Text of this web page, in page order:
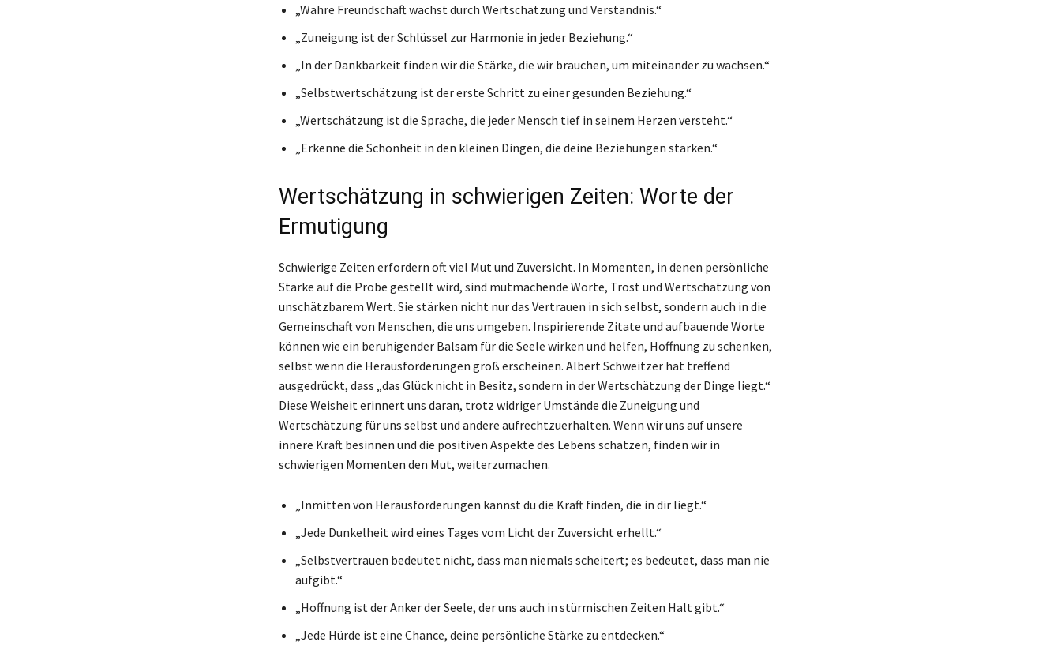
„Wahre Freundschaft wächst durch Wertschätzung und Verständnis.“
„Zuneigung ist der Schlüssel zur Harmonie in jeder Beziehung.“
„In der Dankbarkeit finden wir die Stärke, die wir brauchen, um miteinander zu wachsen.“
„Selbstwertschätzung ist der erste Schritt zu einer gesunden Beziehung.“
„Wertschätzung ist die Sprache, die jeder Mensch tief in seinem Herzen versteht.“
„Erkenne die Schönheit in den kleinen Dingen, die deine Beziehungen stärken.“
Wertschätzung in schwierigen Zeiten: Worte der
Ermutigung
Schwierige Zeiten erfordern oft viel Mut und Zuversicht. In Momenten, in denen persönliche
Stärke auf die Probe gestellt wird, sind mutmachende Worte, Trost und Wertschätzung von
unschätzbarem Wert. Sie stärken nicht nur das Vertrauen in sich selbst, sondern auch in die
Gemeinschaft von Menschen, die uns umgeben. Inspirierende Zitate und aufbauende Worte
können wie ein beruhigender Balsam für die Seele wirken und helfen, Hoffnung zu schenken,
selbst wenn die Herausforderungen groß erscheinen. Albert Schweitzer hat treffend
ausgedrückt, dass „das Glück nicht in Besitz, sondern in der Wertschätzung der Dinge liegt.“
Diese Weisheit erinnert uns daran, trotz widriger Umstände die Zuneigung und
Wertschätzung für uns selbst und andere aufrechtzuerhalten. Wenn wir uns auf unsere
innere Kraft besinnen und die positiven Aspekte des Lebens schätzen, finden wir in
schwierigen Momenten den Mut, weiterzumachen.
„Inmitten von Herausforderungen kannst du die Kraft finden, die in dir liegt.“
„Jede Dunkelheit wird eines Tages vom Licht der Zuversicht erhellt.“
„Selbstvertrauen bedeutet nicht, dass man niemals scheitert; es bedeutet, dass man nie
aufgibt.“
„Hoffnung ist der Anker der Seele, der uns auch in stürmischen Zeiten Halt gibt.“
„Jede Hürde ist eine Chance, deine persönliche Stärke zu entdecken.“